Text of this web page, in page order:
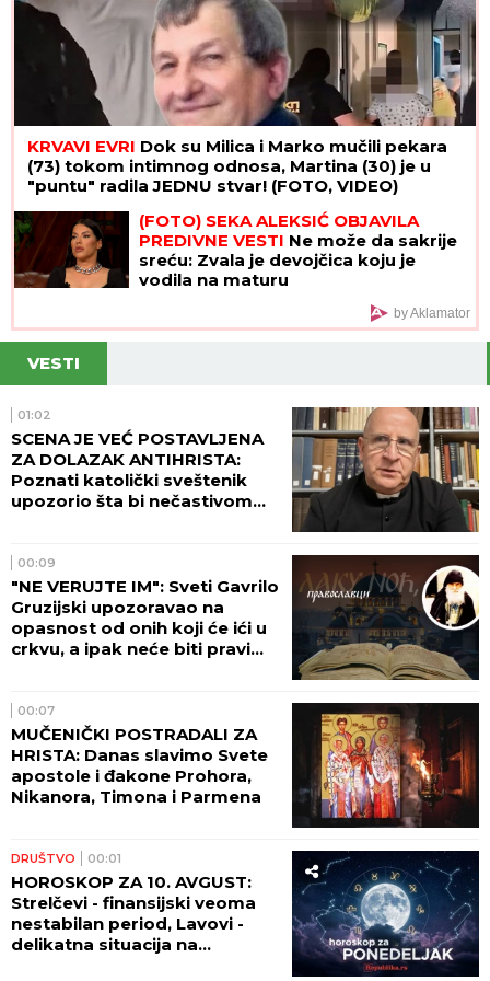
KRVAVI EVRI Dok su Milica i Marko mučili pekara
(73) tokom intimnog odnosa, Martina (30) je u
"puntu" radila JEDNU stvar! (FOTO, VIDEO)
(FOTO) SEKA ALEKSIĆ OBJAVILA
PREDIVNE VESTI Ne može da sakrije
sreću: Zvala je devojčica koju je
vodila na maturu
by Aklamator
VESTI
01:02
SCENA JE VEĆ POSTAVLJENA
ZA DOLAZAK ANTIHRISTA:
Poznati katolički sveštenik
upozorio šta bi nečastivom
00:09
"NE VERUJTE IM": Sveti Gavrilo
Gruzijski upozoravao na
opasnost od onih koji će ići u
crkvu, a ipak neće biti pravi
00:07
MUČENIČKI POSTRADALI ZA
HRISTA: Danas slavimo Svete
apostole i đakone Prohora,
Nikanora, Timona i Parmena
DRUŠTVO 00:01
HOROSKOP ZA 10. AVGUST:
Strelčevi - finansijski veoma
nestabilan period, Lavovi -
delikatna situacija na